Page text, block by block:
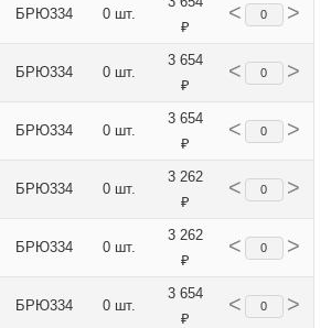
БРЮ334 0 шт.
₽
< >
БРЮ334 0 шт.
3 654
₽
< >
БРЮ334 0 шт.
3 654
₽
< >
БРЮ334 0 шт.
3 262
₽
< >
БРЮ334 0 шт.
3 262
₽
< >
БРЮ334 0 шт.
3 654
₽
< >